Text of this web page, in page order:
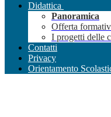
Didattica
Panoramica
Offerta
I progetti delle
Contatti
Privacy
Orientamento